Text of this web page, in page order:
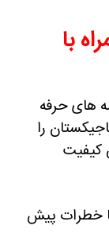
با
های حرفه
را
کیفیت
خطرات پیش